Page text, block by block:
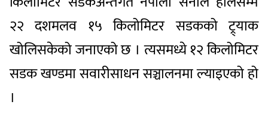
२२ दशमलव १५ किलोमिटर सडकको ट्र्याक
खोलिसकेको जनाएको छ । त्यसमध्ये १२ किलोमिटर
सडक खण्डमा सवारीसाधन सञ्चालनमा ल्याइएको हो
।